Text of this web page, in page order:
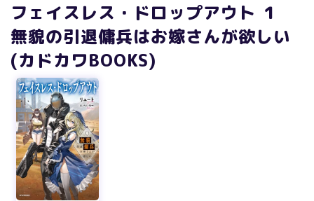
フェイスレス・ドロップアウト １
無貌の引退傭兵はお嫁さんが欲しい
(カドカワBOOKS)